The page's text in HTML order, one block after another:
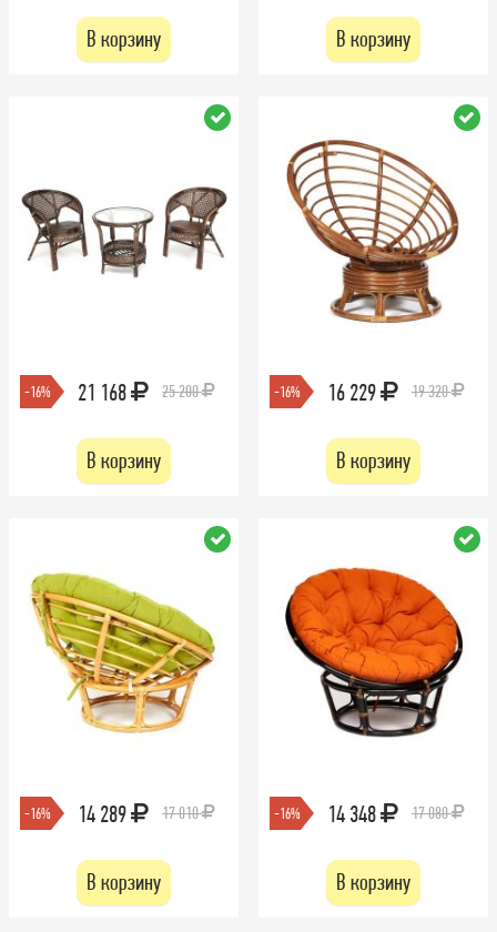
В корзину В корзину
-16% 21 168 25 200
В корзину
-16% 16 229 19 320
В корзину
-16% 14 289 17 010
В корзину
-16% 14 348 17 080
В корзину